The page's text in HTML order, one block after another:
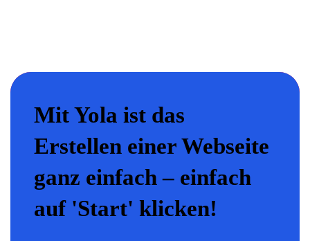
Mit Yola ist das
Erstellen einer Webseite
ganz einfach – einfach
auf 'Start' klicken!